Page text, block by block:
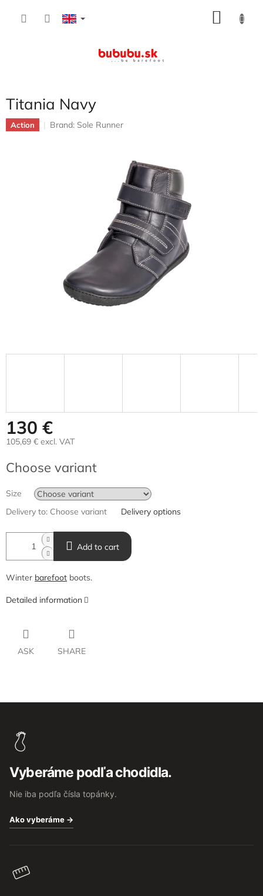
Titania Navy
Action Brand: Sole Runner
130 €
105,69 € excl. VAT
price:
Choose variant
Size
Delivery to: Choose variant Delivery options
Add to cart
Winter barefoot boots.
Detailed information
ASK SHARE
Vyberáme podľa chodidla.
Nie iba podľa čísla topánky.
Ako vyberáme →